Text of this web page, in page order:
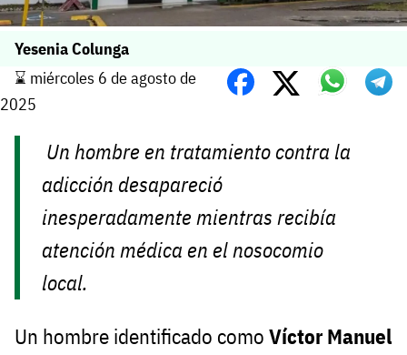
Yesenia Colunga
⌛️ miércoles 6 de agosto de
2025
Un hombre en tratamiento contra la
adicción desapareció
inesperadamente mientras recibía
atención médica en el nosocomio
local.
Un hombre identificado como Víctor Manuel